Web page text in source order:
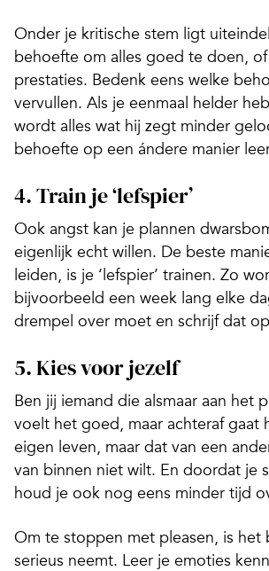
Onder je kritische stem ligt
behoefte om alles goed te doen,
prestaties. Bedenk eens welke
vervullen. Als je eenmaal helder
wordt alles wat hij zegt minder
behoefte op een ándere manier
4. Train je ‘lefspier’
Ook angst kan je plannen
eigenlijk echt willen. De beste
leiden, is je ‘lefspier’ trainen. Zo
bijvoorbeeld een week lang elke
drempel over moet en schrijf dat
5. Kies voor jezelf
Ben jij iemand die alsmaar aan het
voelt het goed, maar achteraf
eigen leven, maar dat van een
van binnen niet wilt. En doordat je
houd je ook nog eens minder tijd
Om te stoppen met pleasen, is
serieus neemt. Leer je emoties